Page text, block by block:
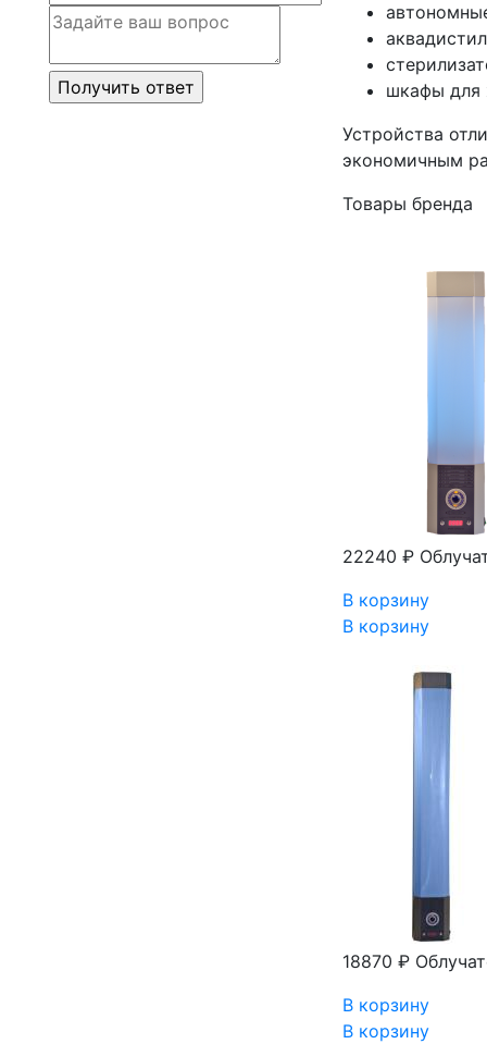
шкафы для
Устройства
экономичным
Товары бренда
22240 ₽
В корзину
В корзину
18870 ₽
В корзину
В корзину